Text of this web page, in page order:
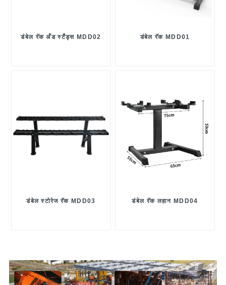
डंबेल रॅक अँड स्टँड्स MDD02 डंबेल रॅक MDD01
डंबेल स्टोरेज रॅक MDD03 डंबेल रॅक लहान MDD04